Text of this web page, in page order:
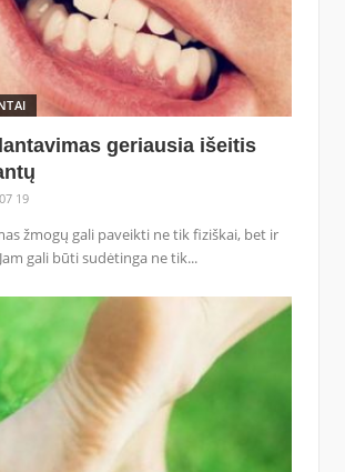
geriausia išeitis
19
žmogų gali paveikti ne tik fiziškai, bet ir
gali būti sudėtinga ne tik...